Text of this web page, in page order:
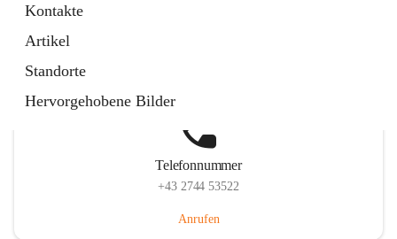
Kontakte
Artikel
Standorte
Hervorgehobene Bilder
Telefonnummer
+43 2744 53522
Anrufen